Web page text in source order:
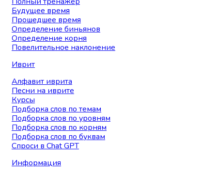
Будущее время
Прошедшее время
Определение биньянов
Определение корня
Повелительное наклонение
Иврит
Алфавит иврита
Песни на иврите
Курсы
Подборка слов по темам
Подборка слов по уровням
Подборка слов по корням
Подборка слов по буквам
Спроси в Chat GPT
Информация